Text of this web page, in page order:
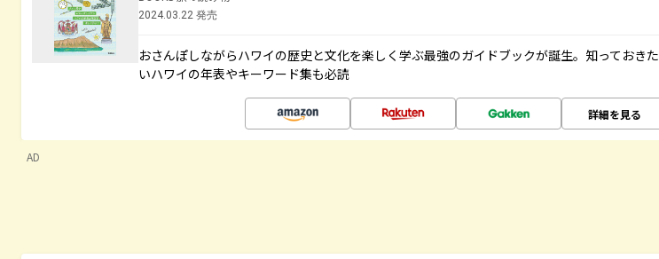
2024.03.22 発売
おさんぽしながらハワイの歴史と文化を楽しく学ぶ最強のガイドブックが誕生。知っておきた
いハワイの年表やキーワード集も必読
詳細を見る
AD